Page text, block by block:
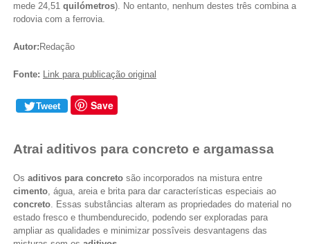
mede 24,51 quilómetros). No entanto, nenhum destes três combina a
rodovia com a ferrovia.
Autor: Redação
Fonte: Link para publicação original
Tweet Save
Atrai aditivos para concreto e argamassa
Os aditivos para concretosão incorporados na mistura entre
cimento, água, areia e brita para dar características especiais ao
concreto. Essas substâncias alteram as propriedades do material no
estado fresco e thumbendurecido, podendo ser exploradas para
ampliar as qualidades e minimizar possîveis desvantagens das